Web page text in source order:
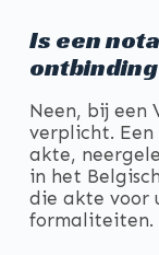
Is een
ontbinding
Neen, bij een
verplicht.
akte,
in het
die akte voor
formaliteiten.